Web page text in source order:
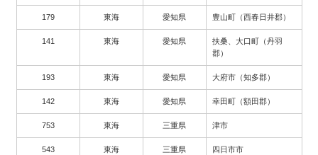
179 東海 愛知県 豊山町（西春日井郡）
141 東海 愛知県
扶桑、大口町（丹羽
郡）
193 東海 愛知県 大府市（知多郡）
142 東海 愛知県 幸田町（額田郡）
753 東海 三重県 津市
543 東海 三重県 四日市市